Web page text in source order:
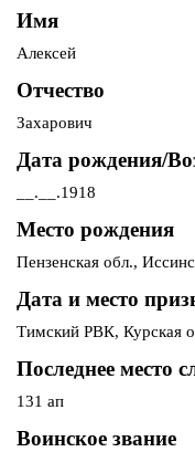
Имя
Алексей
Отчество
Захарович
Дата рождения/
__.__.1918
Место рождения
Пензенская обл.,
Дата и место
Тимский РВК, Курская
Последнее место
131 ап
Воинское звание